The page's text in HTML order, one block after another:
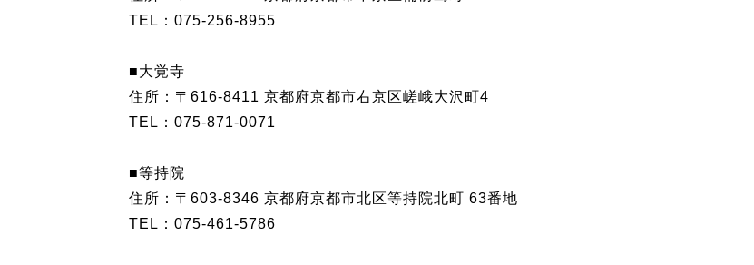
TEL：075-256-8955
■大覚寺
住所：〒616-8411 京都府京都市右京区嵯峨大沢町4
TEL：075-871-0071
■等持院
住所：〒603-8346 京都府京都市北区等持院北町 63番地
TEL：075-461-5786